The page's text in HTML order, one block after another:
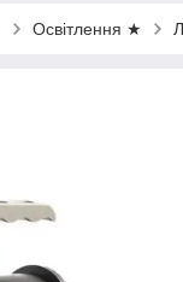
Освітлення ★